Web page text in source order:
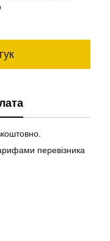
перевізника